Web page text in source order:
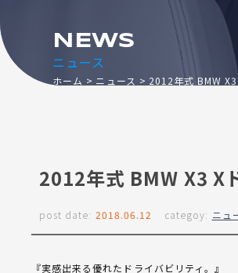
ニュース
NEWS
ホーム ニュース 2012年式 BMW
2012年式 BMW X3 X
post date: 2018.06.12 categoy: ニュ
『実感出来る優れたドライバビリティ。』